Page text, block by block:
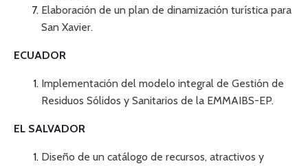
Elaboración de un plan de dinamización turística para
San Xavier.
ECUADOR
Implementación del modelo integral de Gestión de
Residuos Sólidos y Sanitarios de la EMMAIBS-EP.
EL SALVADOR
Diseño de un catálogo de recursos, atractivos y